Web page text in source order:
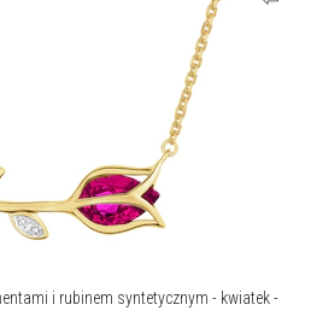
i rubinem syntetycznym - kwiatek -